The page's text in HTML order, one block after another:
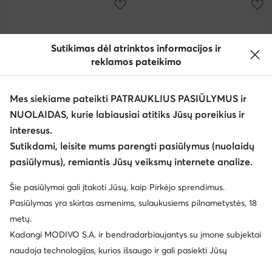
EXTRA -25% Kodas: SUMMER
Palanki kaina
Mustang
Laisvalaikio batai · Tamsiai mėlyna
Dabartinė kaina
51,99€
Mažiausia kaina
EXTRA -25% Kodas: SUMMER
Laisvalaikio batai · Smėlio
74,99€
Sutikimas dėl atrinktos informacijos ir
reklamos pateikimo
Mes siekiame pateikti PATRAUKLIUS PASIŪLYMUS ir
NUOLAIDAS, kurie labiausiai atitiks Jūsų poreikius ir
interesus.
Sutikdami, leisite mums parengti pasiūlymus (nuolaidų
pasiūlymus), remiantis Jūsų veiksmų internete analize.
Šie pasiūlymai gali įtakoti Jūsų, kaip Pirkėjo sprendimus.
Pasiūlymas yra skirtas asmenims, sulaukusiems pilnametystės, 18
metų.
Kadangi MODIVO S.A. ir bendradarbiaujantys su įmone subjektai
naudoja technologijas, kurios išsaugo ir gali pasiekti Jūsų